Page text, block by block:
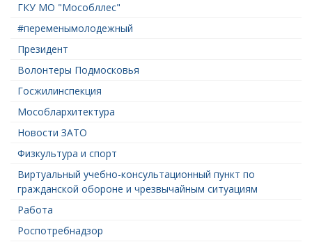
ГКУ МО "Мособллес"
#переменымолодежный
Президент
Волонтеры Подмосковья
Госжилинспекция
Мособлархитектура
Новости ЗАТО
Физкультура и спорт
Виртуальный учебно-консультационный пункт по
гражданской обороне и чрезвычайным ситуациям
Работа
Роспотребнадзор